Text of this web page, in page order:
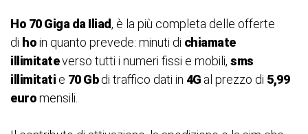
Ho 70 Giga da Iliad, è la più completa delle offerte
di hoin quanto prevede: minuti di chiamate
illimitateverso tutti i numeri fissi e mobili, sms
illimitati e 70 Gbdi traffico dati in 4G al prezzo di 5,99
euromensili.